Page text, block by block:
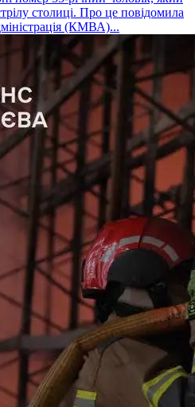
столиці. Про це повідомила
(КМВА)...